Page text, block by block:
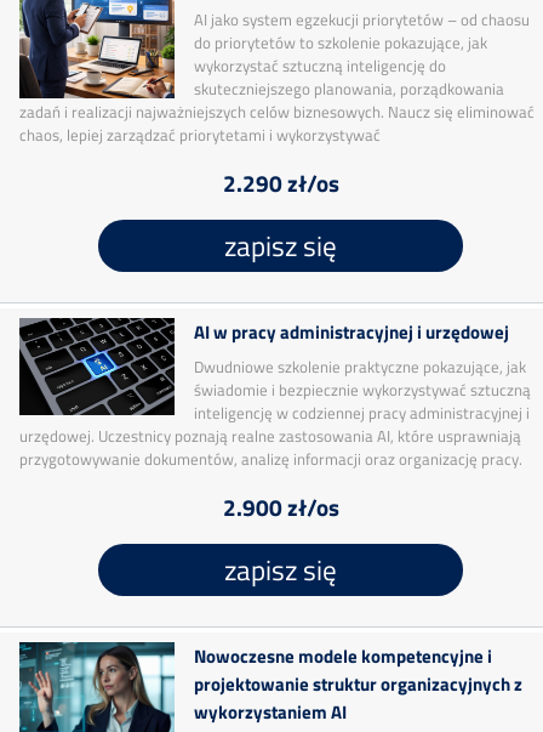
AI jako system egzekucji priorytetów – od chaosu
do priorytetów to szkolenie pokazujące, jak
wykorzystać sztuczną inteligencję do
skuteczniejszego planowania, porządkowania
zadań i realizacji najważniejszych celów biznesowych. Naucz się eliminować
chaos, lepiej zarządzać priorytetami i wykorzystywać
2.290 zł/os
zapisz się
AI w pracy administracyjnej i urzędowej
Dwudniowe szkolenie praktyczne pokazujące, jak
świadomie i bezpiecznie wykorzystywać sztuczną
inteligencję w codziennej pracy administracyjnej i
urzędowej. Uczestnicy poznają realne zastosowania AI, które usprawniają
przygotowywanie dokumentów, analizę informacji oraz organizację pracy.
2.900 zł/os
zapisz się
Nowoczesne modele kompetencyjne i
projektowanie struktur organizacyjnych z
wykorzystaniem AI